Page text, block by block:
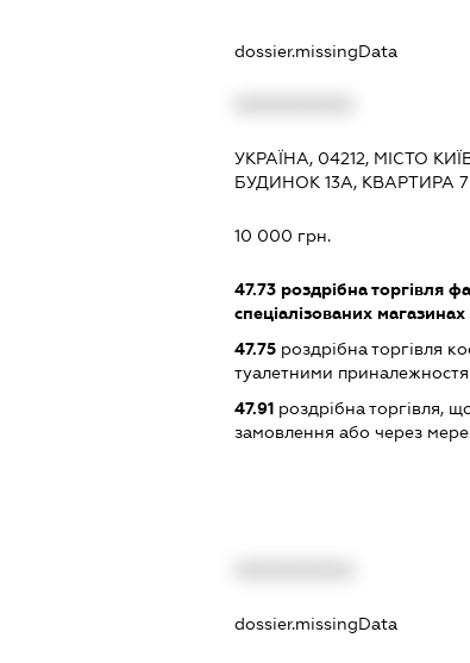
dossier.missingData
УКРАЇНА, 04212, МІСТО
БУДИНОК 13А, КВАРТИРА
10 000 грн.
47.73роздрібна торгівля
спеціалізованих магазинах
47.75роздрібна торгівля
туалетними
47.91роздрібна торгівля,
замовлення або через
dossier.missingData